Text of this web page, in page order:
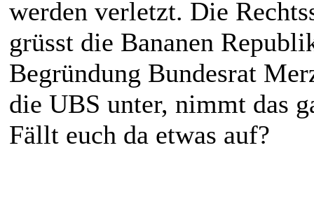
werden verletzt. Die
grüsst die Bananen
Begründung Bundesrat
die UBS unter, nimmt das
Fällt euch da etwas auf?